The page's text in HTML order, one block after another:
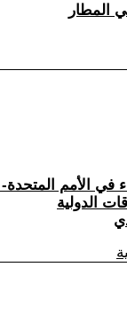
في الأمم
الدولية